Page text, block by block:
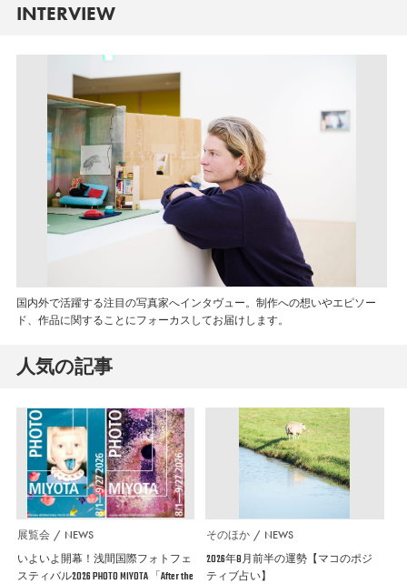
INTERVIEW
国内外で活躍する注目の写真家へインタヴュー。制作への想いやエピソー
ド、作品に関することにフォーカスしてお届けします。
人気の記事
展覧会 NEWS
いよいよ開幕！浅間国際フォトフェ
スティバル2026 PHOTO MIYOTA 「After the
そのほか NEWS
2026年8月前半の運勢【マコのポジ
ティブ占い】